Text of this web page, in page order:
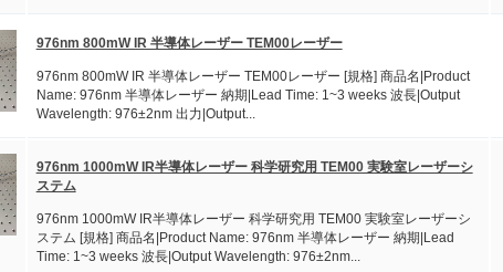
976nm 800mW IR 半導体レーザー TEM00レーザー
976nm 800mW IR 半導体レーザー TEM00レーザー [規格] 商品名|Product
Name: 976nm 半導体レーザー 納期|Lead Time: 1~3 weeks 波長|Output
Wavelength: 976±2nm 出力|Output...
976nm 1000mW IR半導体レーザー 科学研究用 TEM00 実験室レーザーシ
ステム
976nm 1000mW IR半導体レーザー 科学研究用 TEM00 実験室レーザーシ
ステム [規格] 商品名|Product Name: 976nm 半導体レーザー 納期|Lead
Time: 1~3 weeks 波長|Output Wavelength: 976±2nm...